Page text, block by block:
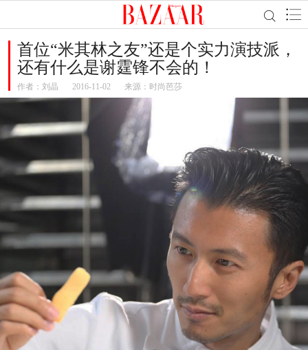
首位“米其林之友”还是个实力演技派，
还有什么是谢霆锋不会的！
作者： 刘晶 2016-11-02 来源：时尚芭莎